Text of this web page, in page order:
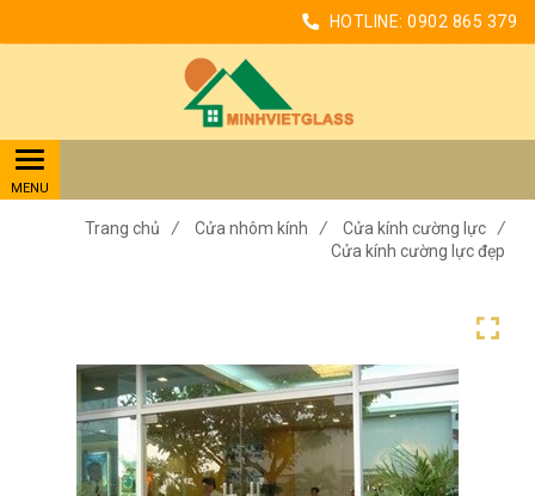
HOTLINE: 0902 865 379
Trang chủ / Cửa nhôm kính / Cửa kính cường lực
/
Cửa kính cường lực đẹp